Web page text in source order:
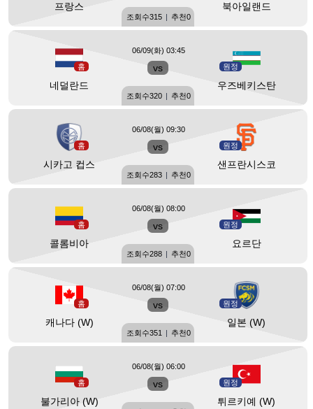
프랑스 북아일랜드
조회수315 | 추천0
홈
네덜란드
vs 원정
우즈베키스탄
06/09(화) 03:45
조회수320 | 추천0
홈
시카고 컵스
vs 원정
샌프란시스코
06/08(월) 09:30
조회수283 | 추천0
홈
콜롬비아
vs 원정
요르단
06/08(월) 08:00
조회수288 | 추천0
홈
캐나다 (W)
vs 원정
일본 (W)
06/08(월) 07:00
조회수351 | 추천0
홈
불가리아 (W)
vs 원정
튀르키예 (W)
06/08(월) 06:00